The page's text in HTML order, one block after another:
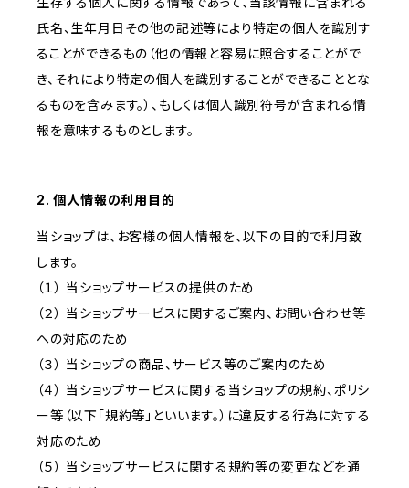
氏名、生年月日その他の記述等により特定の個人を識別す
ることができるもの（他の情報と容易に照合することがで
き、それにより特定の個人を識別することができることとな
るものを含みます。）、もしくは個人識別符号が含まれる情
報を意味するものとします。
2. 個人情報の利用目的
当ショップは、お客様の個人情報を、以下の目的で利用致
します。
（１） 当ショップサービスの提供のため
（２） 当ショップサービスに関するご案内、お問い合わせ等
への対応のため
（３） 当ショップの商品、サービス等のご案内のため
（４） 当ショップサービスに関する当ショップの規約、ポリシ
ー等（以下「規約等」といいます。）に違反する行為に対する
対応のため
（５） 当ショップサービスに関する規約等の変更などを通